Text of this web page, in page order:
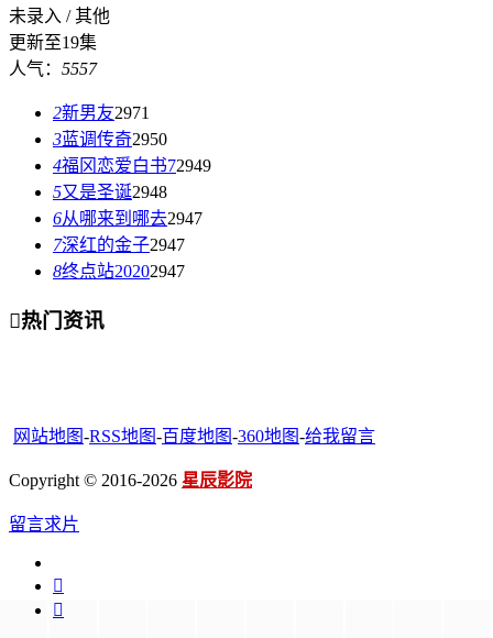
未录入 / 其他
更新至19集
人气： 5557
2新男友2971
3蓝调传奇2950
4福冈恋爱白书72949
5又是圣诞2948
6从哪来到哪去2947
7深红的金子2947
8终点站20202947
热门资讯
网站地图-RSS地图-百度地图-360地图-给我留言
Copyright © 2016-2026 星辰影院
留言求片

